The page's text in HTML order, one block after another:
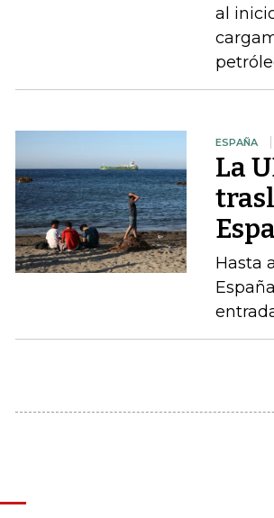
al
ESPAÑA
La
Hasta